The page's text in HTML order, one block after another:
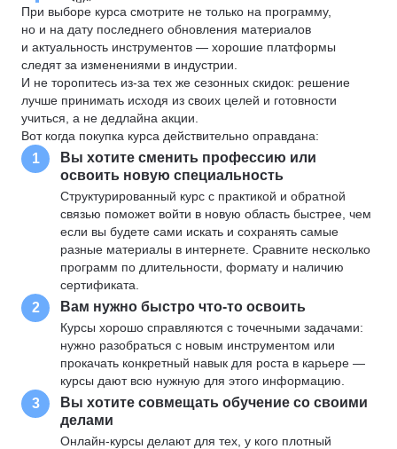
При выборе курса смотрите не только на программу,
но и на дату последнего обновления материалов
и актуальность инструментов — хорошие платформы
следят за изменениями в индустрии.
И не торопитесь из-за тех же сезонных скидок: решение
лучше принимать исходя из своих целей и готовности
учиться, а не дедлайна акции.
Вот когда покупка курса действительно оправдана:
1
Вы хотите сменить профессию или
освоить новую специальность
Структурированный курс с практикой и обратной
связью поможет войти в новую область быстрее, чем
если вы будете сами искать и сохранять самые
разные материалы в интернете. Сравните несколько
программ по длительности, формату и наличию
сертификата.
2 Вам нужно быстро что-то освоить
Курсы хорошо справляются с точечными задачами:
нужно разобраться с новым инструментом или
прокачать конкретный навык для роста в карьере —
курсы дают всю нужную для этого информацию.
3
Вы хотите совмещать обучение со своими
делами
Онлайн-курсы делают для тех, у кого плотный